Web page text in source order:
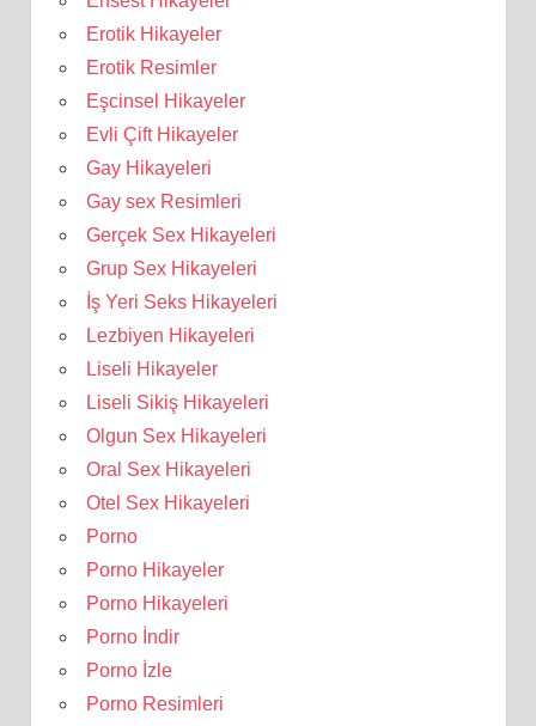
Erotik Hikayeler
Erotik Resimler
Eşcinsel Hikayeler
Evli Çift Hikayeler
Gay Hikayeleri
Gay sex Resimleri
Gerçek Sex Hikayeleri
Grup Sex Hikayeleri
İş Yeri Seks Hikayeleri
Lezbiyen Hikayeleri
Liseli Hikayeler
Liseli Sikiş Hikayeleri
Olgun Sex Hikayeleri
Oral Sex Hikayeleri
Otel Sex Hikayeleri
Porno
Porno Hikayeler
Porno Hikayeleri
Porno İndir
Porno İzle
Porno Resimleri